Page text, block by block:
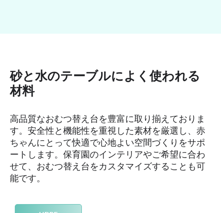
砂と水のテーブルによく使われる
材料
高品質なおむつ替え台を豊富に取り揃えておりま
す。安全性と機能性を重視した素材を厳選し、赤
ちゃんにとって快適で心地よい空間づくりをサポ
ートします。保育園のインテリアやご希望に合わ
せて、おむつ替え台をカスタマイズすることも可
能です。